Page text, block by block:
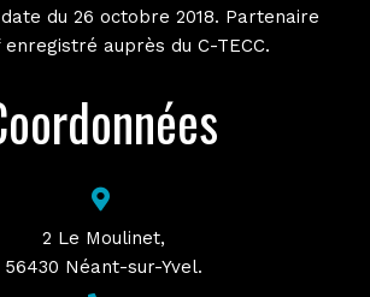
du 26 octobre 2018. Partenaire
enregistré auprès du C-TECC.
2 Le Moulinet,
56430 Néant-sur-Yvel.